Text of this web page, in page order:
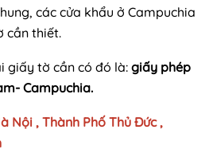
các cửa khẩu ở Campuchia
cần thiết.
giấy tờ cần có đó là: giấy phép
Campuchia.
Nội , Thành Phố Thủ Đức ,